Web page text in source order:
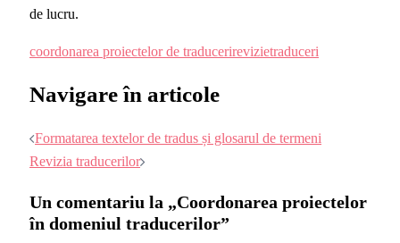
de lucru.
coordonarea proiectelor de traducerirevizietraduceri
Navigare în articole
Formatarea textelor de tradus și glosarul de termeni
Revizia traducerilor
Un comentariu la „Coordonarea proiectelor
în domeniul traducerilor”